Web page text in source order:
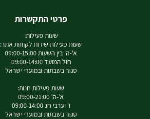
פרטי התקשרות
שעות פעילות:
שעות פעילות שירות לקוחות אתר:
א'-ה' בין השעות 09:00-15:00
חול המועד 09:00-14:00
סגור בשבתות ובמועדי ישראל
שעות פעילות חנות:
א'-ה' 09:00-21:00
ו' וערבי חג 09:00-14:00
סגור בשבתות ובמועדי ישראל